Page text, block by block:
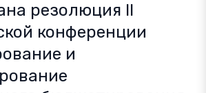
резолюция II
конференции
и